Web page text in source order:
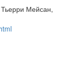
Мейсан,